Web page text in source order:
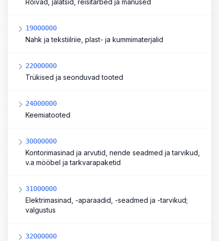
Rõivad, jalatsid, reisitarbed ja manused
19000000
Nahk ja tekstiilriie, plast- ja kummimaterjalid
22000000
Trükised ja seonduvad tooted
24000000
Keemiatooted
30000000
Kontorimasinad ja arvutid, nende seadmed ja tarvikud,
v.a mööbel ja tarkvarapaketid
31000000
Elektrimasinad, -aparaadid, -seadmed ja -tarvikud;
valgustus
32000000